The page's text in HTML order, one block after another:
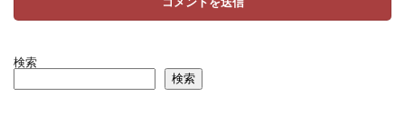
検索
検索